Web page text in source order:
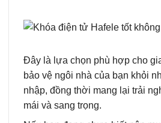
Đây là lựa chọn phù hợp cho
bảo vệ ngôi nhà của bạn khỏi
nhập, đồng thời mang lại trải
mái và sang trọng.